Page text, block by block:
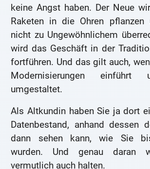
keine Angst haben. Der Neue
Raketen in die Ohren pflanzen
nicht zu Ungewöhnlichem
wird das Geschäft in der
fortführen. Und das gilt auch,
Modernisierungen einführt
umgestaltet.
Als Altkundin haben Sie ja dort
Datenbestand, anhand dessen
dann sehen kann, wie Sie
wurden. Und genau daran
vermutlich auch halten.